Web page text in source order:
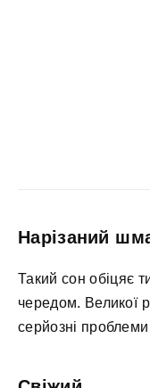
Нарізаний
Такий сон обіцяє
чередом. Великої
серйозні